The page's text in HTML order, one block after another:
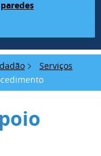
paredes
Serviços